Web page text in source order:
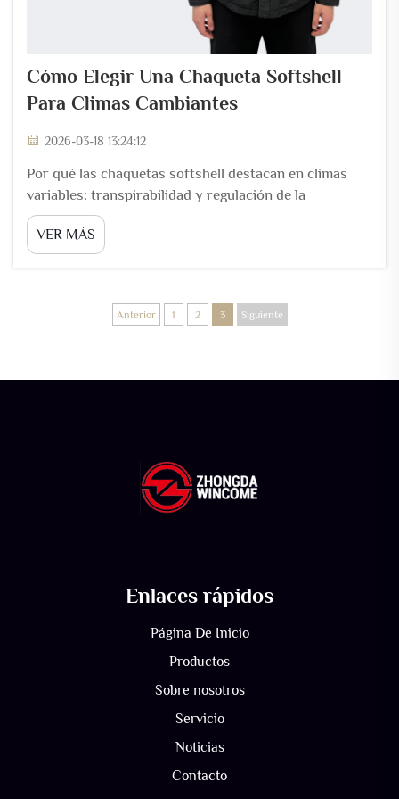
Cómo Elegir Una Chaqueta Softshell
Para Climas Cambiantes
2026-03-18 13:24:12
Por qué las chaquetas softshell destacan en climas
variables: transpirabilidad y regulación de la
temperatura durante cambios de actividad. Las
chaquetas softshell funcionan muy bien cuando el
clima se encuentra entre estaciones, porque regulan
como la sudoración...
VER MÁS
Anterior 1 2 3 Siguiente
Enlaces rápidos
Página De Inicio
Productos
Sobre nosotros
Servicio
Noticias
Contacto